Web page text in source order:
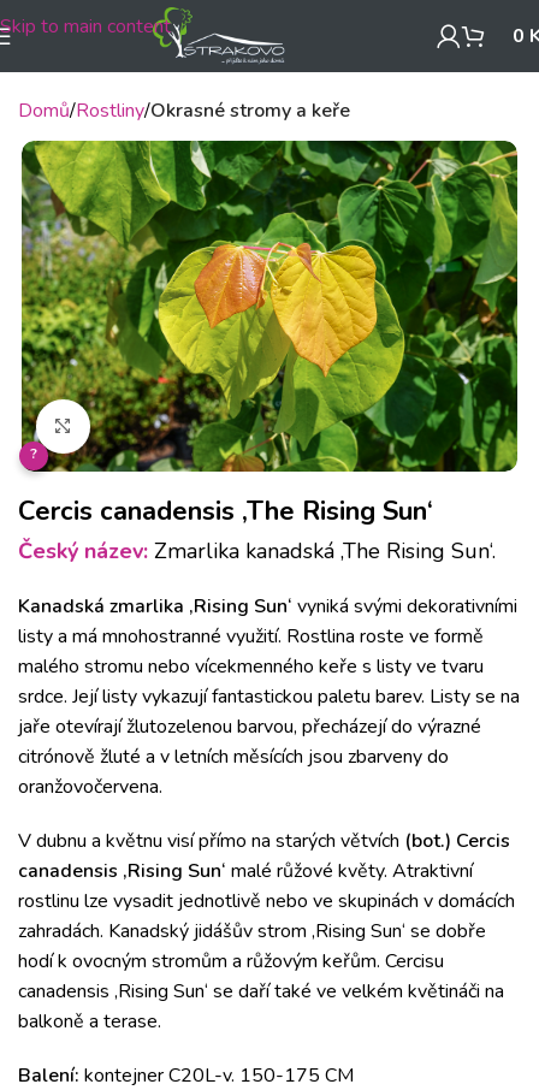
Skip to main content 0
Domů Rostliny Okrasné stromy a keře
Klikněte pro zvětšení
?
Cercis canadensis ‚The Rising Sun‘
Český název: Zmarlika kanadská ‚The Rising Sun‘.
Kanadská zmarlika ‚Rising Sun‘ vyniká svými dekorativními
listy a má mnohostranné využití. Rostlina roste ve formě
malého stromu nebo vícekmenného keře s listy ve tvaru
srdce. Její listy vykazují fantastickou paletu barev. Listy se na
jaře otevírají žlutozelenou barvou, přecházejí do výrazné
citrónově žluté a v letních měsících jsou zbarveny do
oranžovočervena.
V dubnu a květnu visí přímo na starých větvích (bot.) Cercis
canadensis ‚Rising Sun‘ malé růžové květy. Atraktivní
rostlinu lze vysadit jednotlivě nebo ve skupinách v domácích
zahradách. Kanadský jidášův strom ‚Rising Sun‘ se dobře
hodí k ovocným stromům a růžovým keřům. Cercisu
canadensis ‚Rising Sun‘ se daří také ve velkém květináči na
balkoně a terase.
Balení: kontejner C20L-v. 150-175 CM